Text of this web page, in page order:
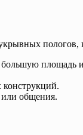
пологов,
или общения.